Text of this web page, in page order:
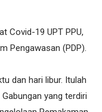
Covid-19 UPT PPU,
Pengawasan (PDP).
dan hari libur. Itulah
yang terdiri